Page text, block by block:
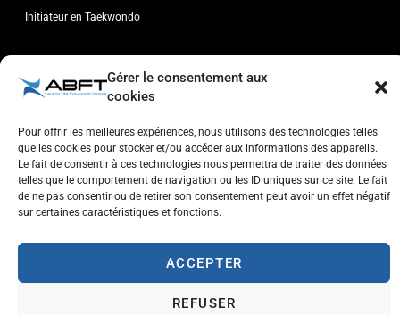
Gérer le consentement aux
cookies
Pour offrir les meilleures expériences, nous utilisons des technologies telles
que les cookies pour stocker et/ou accéder aux informations des appareils.
Le fait de consentir à ces technologies nous permettra de traiter des données
telles que le comportement de navigation ou les ID uniques sur ce site. Le fait
de ne pas consentir ou de retirer son consentement peut avoir un effet négatif
sur certaines caractéristiques et fonctions.
ACCEPTER
REFUSER
Initiateur en Taekwondo
Contact
Association Belge Francophone de Taekwondo
info@abft.be
+32 (0)2 347 34 77
Copyright © 2023 ABFT.BE – Tous droits réservés